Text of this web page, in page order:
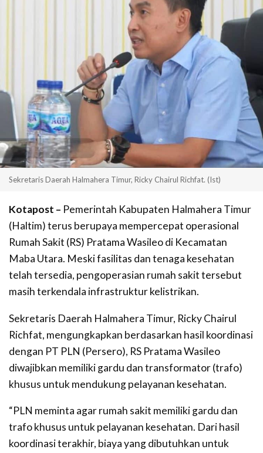
Sekretaris Daerah Halmahera Timur, Ricky Chairul Richfat. (Ist)
Kotapost – Pemerintah Kabupaten Halmahera Timur
(Haltim) terus berupaya mempercepat operasional
Rumah Sakit (RS) Pratama Wasileo di Kecamatan
Maba Utara. Meski fasilitas dan tenaga kesehatan
telah tersedia, pengoperasian rumah sakit tersebut
masih terkendala infrastruktur kelistrikan.
Sekretaris Daerah Halmahera Timur, Ricky Chairul
Richfat, mengungkapkan berdasarkan hasil koordinasi
dengan PT PLN (Persero), RS Pratama Wasileo
diwajibkan memiliki gardu dan transformator (trafo)
khusus untuk mendukung pelayanan kesehatan.
“PLN meminta agar rumah sakit memiliki gardu dan
trafo khusus untuk pelayanan kesehatan. Dari hasil
koordinasi terakhir, biaya yang dibutuhkan untuk